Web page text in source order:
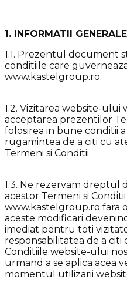
1. INFORMATII GENERALE
1.1. Prezentul document
conditiile care
www.kastelgroup.ro.
1.2. Vizitarea website-
acceptarea prezentilor
folosirea in bune conditii
rugamintea de a citi cu
Termeni si Conditii.
1.3. Ne rezervam dreptul
acestor Termeni si
www.kastelgroup.ro fara
aceste modificari
imediat pentru toti
responsabilitatea de a
Conditiile website-ului
urmand a se aplica acea
momentul utilizarii